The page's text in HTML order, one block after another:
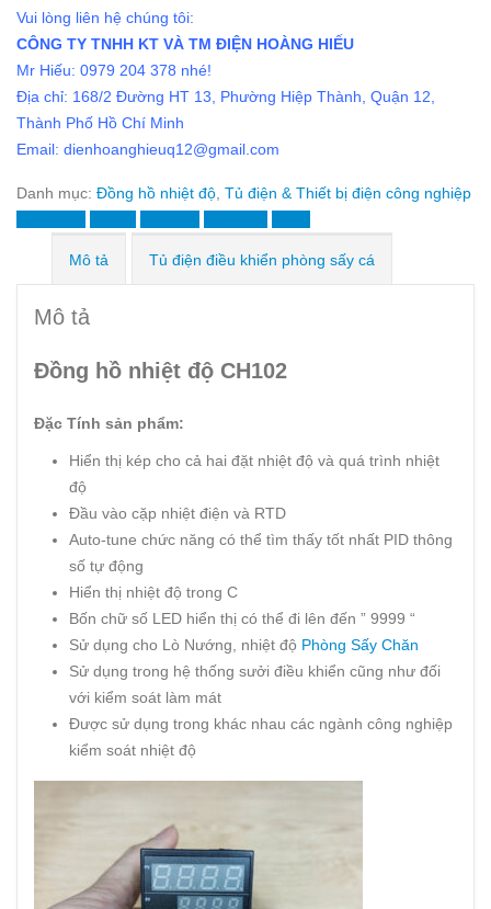
Vui lòng liên hệ chúng tôi:
CÔNG TY TNHH KT VÀ TM ĐIỆN HOÀNG HIẾU
Mr Hiếu: 0979 204 378 nhé!
Địa chỉ: 168/2 Đường HT 13, Phường Hiệp Thành, Quận 12,
Thành Phố Hồ Chí Minh
Email: dienhoanghieuq12@gmail.com
Danh mục: Đồng hồ nhiệt độ Tủ điện & Thiết bị điện công nghiệp
Mô tả Tủ điện điều khiển phòng sấy cá
Mô tả
Đồng hồ nhiệt độ CH102
Đặc Tính sản phẩm:
Hiển thị kép cho cả hai đặt nhiệt độ và quá trình nhiệt
độ
Đầu vào cặp nhiệt điện và RTD
Auto-tune chức năng có thể tìm thấy tốt nhất PID thông
số tự động
Hiển thị nhiệt độ trong C
Bốn chữ số LED hiển thị có thể đi lên đến ” 9999 “
Sử dụng cho Lò Nướng, nhiệt độ Phòng Sấy Chăn
Sử dụng trong hệ thống sưởi điều khiển cũng như đối
với kiểm soát làm mát
Được sử dụng trong khác nhau các ngành công nghiệp
kiểm soát nhiệt độ